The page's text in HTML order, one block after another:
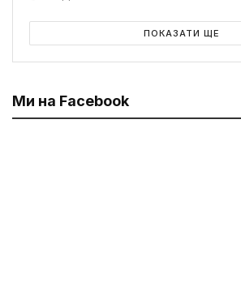
ПОКАЗАТИ ЩЕ
Ми на Facebook